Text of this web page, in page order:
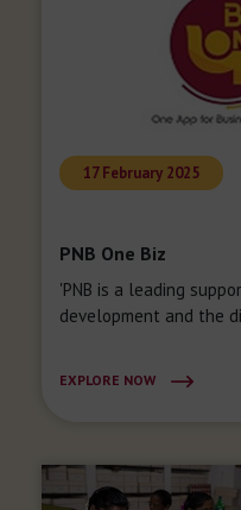
17 February 2025
PNB One Biz
'PNB is a leading
development and the
EXPLORE NOW